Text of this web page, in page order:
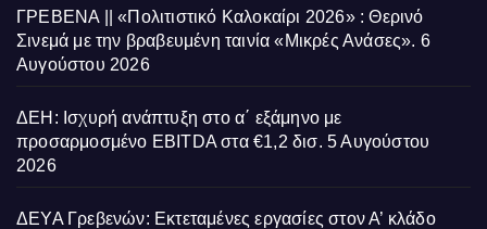
ΓΡΕΒΕΝΑ || «Πολιτιστικό Καλοκαίρι 2026» : Θερινό
Σινεμά με την βραβευμένη ταινία «Μικρές Ανάσες». 6
Αυγούστου 2026
ΔΕΗ: Ισχυρή ανάπτυξη στο α΄ εξάμηνο με
προσαρμοσμένο EBITDA στα €1,2 δισ. 5 Αυγούστου
2026
ΔΕΥΑ Γρεβενών: Εκτεταμένες εργασίες στον Α’ κλάδο